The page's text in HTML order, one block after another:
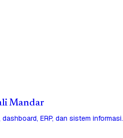
Mandar
ERP, dan sistem informasi.